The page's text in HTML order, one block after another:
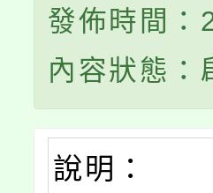
發佈時間
內容狀態：
說明：